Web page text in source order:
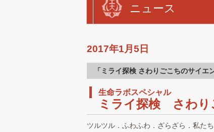
ニュース
2017年1月5日
「ミライ探検 さわりごこちのサイ
生命ラボスペシャル
ミライ探検 さわり
ツルツル．ふわふわ．ざらざら．私た